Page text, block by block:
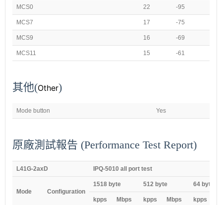
MCS0 22 -95
MCS7 17 -75
MCS9 16 -69
MCS11 15 -61
其他(Other)
Mode button Yes
原廠測試報告 (Performance Test Report)
L41G-2axD IPQ-5010 all port test
Mode Configuration
1518 byte 512 byte 64 byte
kpps Mbps kpps Mbps kpps